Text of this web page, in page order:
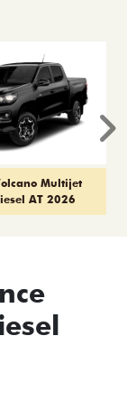
Multijet
AT 2026